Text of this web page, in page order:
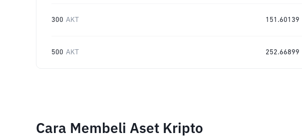
300 AKT 151.60139
500 AKT 252.66899
Cara Membeli Aset Kripto